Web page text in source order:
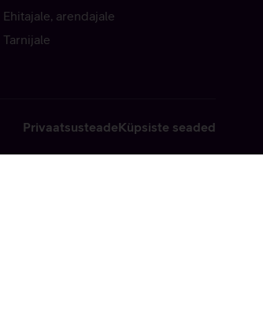
Ehitajale, arendajale
Tarnijale
PrivaatsusteadeKüpsiste seaded